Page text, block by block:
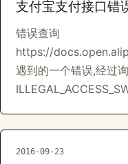
支付宝支付接口错
错误查询
https://
遇到的一个错误,经过
2016-09-23